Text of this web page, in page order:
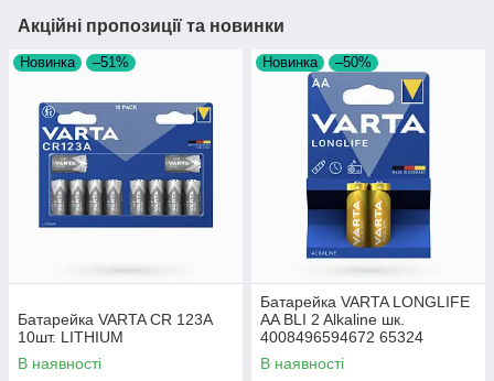
Акційні пропозиції та новинки
Новинка –51%
Батарейка VARTA CR 123A
10шт. LITHIUM
В наявності
Новинка –50%
Батарейка VARTA LONGLIFE
AA BLI 2 Alkaline шк.
4008496594672 65324
В наявності